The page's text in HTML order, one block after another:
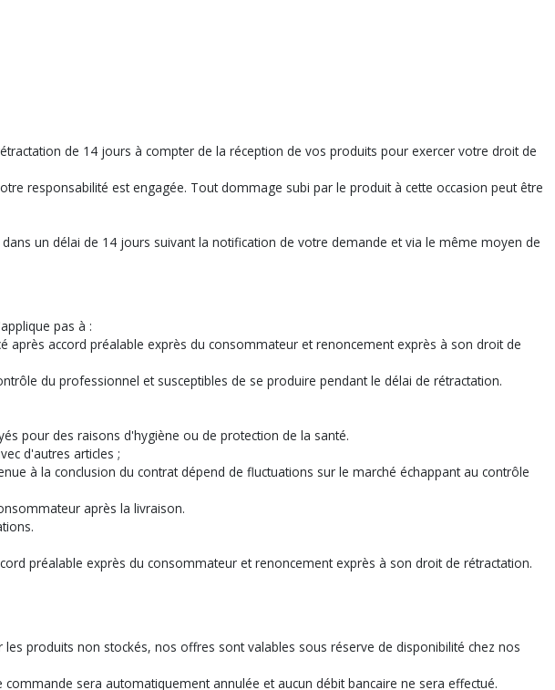
de 14 jours à compter de la réception de vos produits pour exercer votre droit de
responsabilité est engagée. Tout dommage subi par le produit à cette occasion peut être
un délai de 14 jours suivant la notification de votre demande et via le même moyen de
pas à :
accord préalable exprès du consommateur et renoncement exprès à son droit de
du professionnel et susceptibles de se produire pendant le délai de rétractation.
pour des raisons d'hygiène ou de protection de la santé.
d'autres articles ;
à la conclusion du contrat dépend de fluctuations sur le marché échappant au contrôle
après la livraison.
préalable exprès du consommateur et renoncement exprès à son droit de rétractation.
produits non stockés, nos offres sont valables sous réserve de disponibilité chez nos
sera automatiquement annulée et aucun débit bancaire ne sera effectué.